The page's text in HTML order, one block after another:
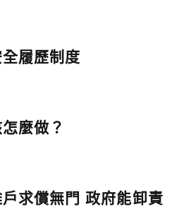
履歷制度
麼做？
求償無門 政府能卸責